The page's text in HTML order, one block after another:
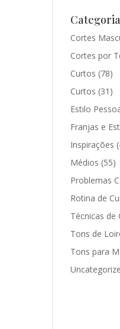
Cortes
Cortes por
Curtos (78)
Curtos (31)
Estilo
Franjas e
Inspirações
Médios (55)
Problemas
Rotina de
Técnicas de
Tons de
Tons para